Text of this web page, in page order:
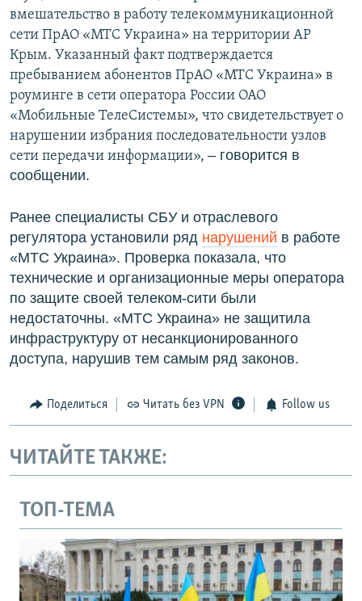
вмешательство в работу телекоммуникационной
сети ПрАО «МТС Украина» на территории АР
Крым. Указанный факт подтверждается
пребыванием абонентов ПрАО «МТС Украина» в
роуминге в сети оператора России ОАО
«Мобильные ТелеСистемы», что свидетельствует о
нарушении избрания последовательности узлов
сети передачи информации», – говорится в
сообщении.
Ранее специалисты СБУ и отраслевого
регулятора установили ряд нарушений в работе
«МТС Украина». Проверка показала, что
технические и организационные меры оператора
по защите своей телеком-сити были
недостаточны. «МТС Украина» не защитила
инфраструктуру от несанкционированного
доступа, нарушив тем самым ряд законов.
Поделиться Читать без VPN Follow us
ЧИТАЙТЕ ТАКЖЕ:
ТОП-ТЕМА